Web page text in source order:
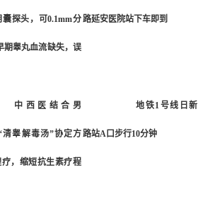
囊探头，可0.1mm分
期睾丸血流缺失，误
路延安医院站下车即到
中西医结合男
清睾解毒汤”协定方
，缩短抗生素疗程
地铁1号线日新
路站A口步行10分钟